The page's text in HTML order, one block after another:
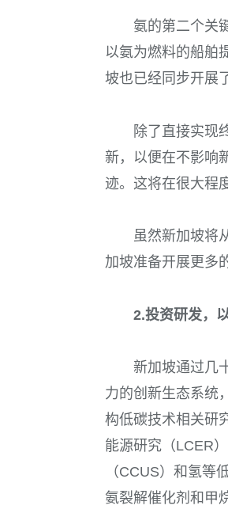
氨的第二个关
以氨为燃料的船舶
坡也已经同步开展
除了直接实现
新，以便在不影响
迹。这将在很大程
虽然新加坡将
加坡准备开展更多
2.投资研发，
新加坡通过几
力的创新生态系统
构低碳技术相关研
能源研究（LCER
（CCUS）和氢等
氨裂解催化剂和甲